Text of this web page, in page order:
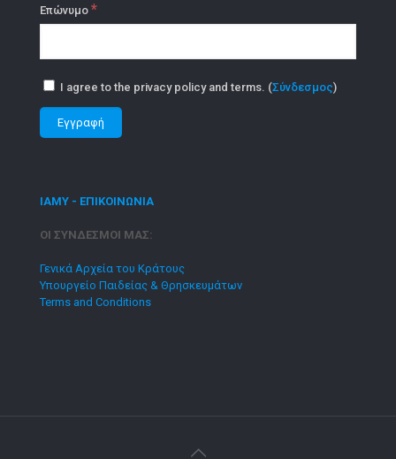
Επώνυμο *
I agree to the privacy policy and terms. (Σύνδεσμος)
ΙΑΜΥ - ΕΠΙΚΟΙΝΩΝΙΑ
ΟΙ ΣΥΝΔΕΣΜΟΙ ΜΑΣ:
Γενικά Αρχεία του Κράτους
Υπουργείο Παιδείας & Θρησκευμάτων
Terms and Conditions